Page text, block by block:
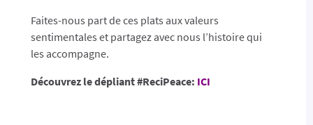
Faites-nous part de ces plats aux valeurs
sentimentales et partagez avec nous l’histoire qui
les accompagne.
Découvrez le dépliant #ReciPeace: ICI